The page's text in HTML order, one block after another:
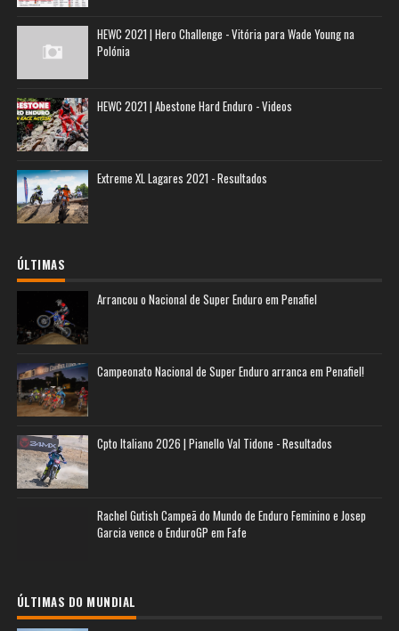
HEWC 2021 | Hero Challenge - Vitória para Wade Young na
Polónia
HEWC 2021 | Abestone Hard Enduro - Videos
Extreme XL Lagares 2021 - Resultados
ÚLTIMAS
Arrancou o Nacional de Super Enduro em Penafiel
Campeonato Nacional de Super Enduro arranca em Penafiel!
Cpto Italiano 2026 | Pianello Val Tidone - Resultados
Rachel Gutish Campeã do Mundo de Enduro Feminino e Josep
Garcia vence o EnduroGP em Fafe
ÚLTIMAS DO MUNDIAL